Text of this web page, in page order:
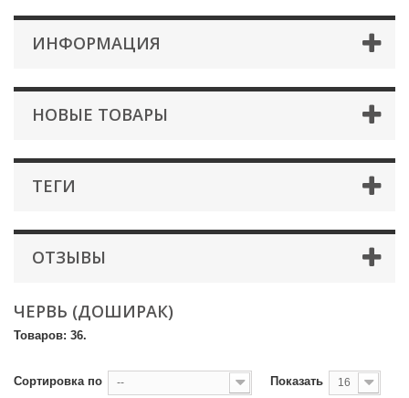
ИНФОРМАЦИЯ
НОВЫЕ ТОВАРЫ
ТЕГИ
ОТЗЫВЫ
ЧЕРВЬ (ДОШИРАК)
Товаров: 36.
Сортировка по -- Показать 16